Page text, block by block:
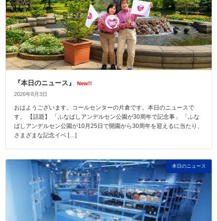
『本日のニュース』
New!!
2026年8月3日
おはようございます。コールセンターの片倉です。本日のニュースで
す。 【話題】 「ふなばしアンデルセン公園が30周年で記念事」 「ふな
ばしアンデルセン公園が10月25日で開園から30周年を迎えるに当たり、
さまざまな記念イベ […]
本日のニュース